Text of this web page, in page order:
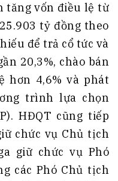
tăng vốn điều lệ từ
tỷ đồng theo
để trả cổ tức và
20,3%, chào bán
hơn 4,6% và phát
trình lựa chọn
HĐQT cũng tiếp
chức vụ Chủ tịch
giữ chức vụ Phó
các Phó Chủ tịch